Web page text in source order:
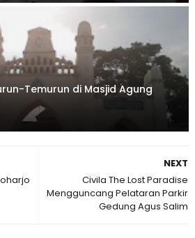
Temurun di Masjid Agung
NEXT
Civila The Lost Paradise
Mengguncang Pelataran Parkir
Gedung Agus Salim